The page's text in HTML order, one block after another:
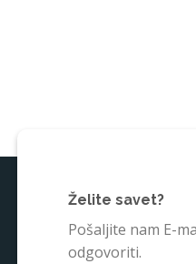
Želite savet?
Pošaljite nam E-
odgovoriti.